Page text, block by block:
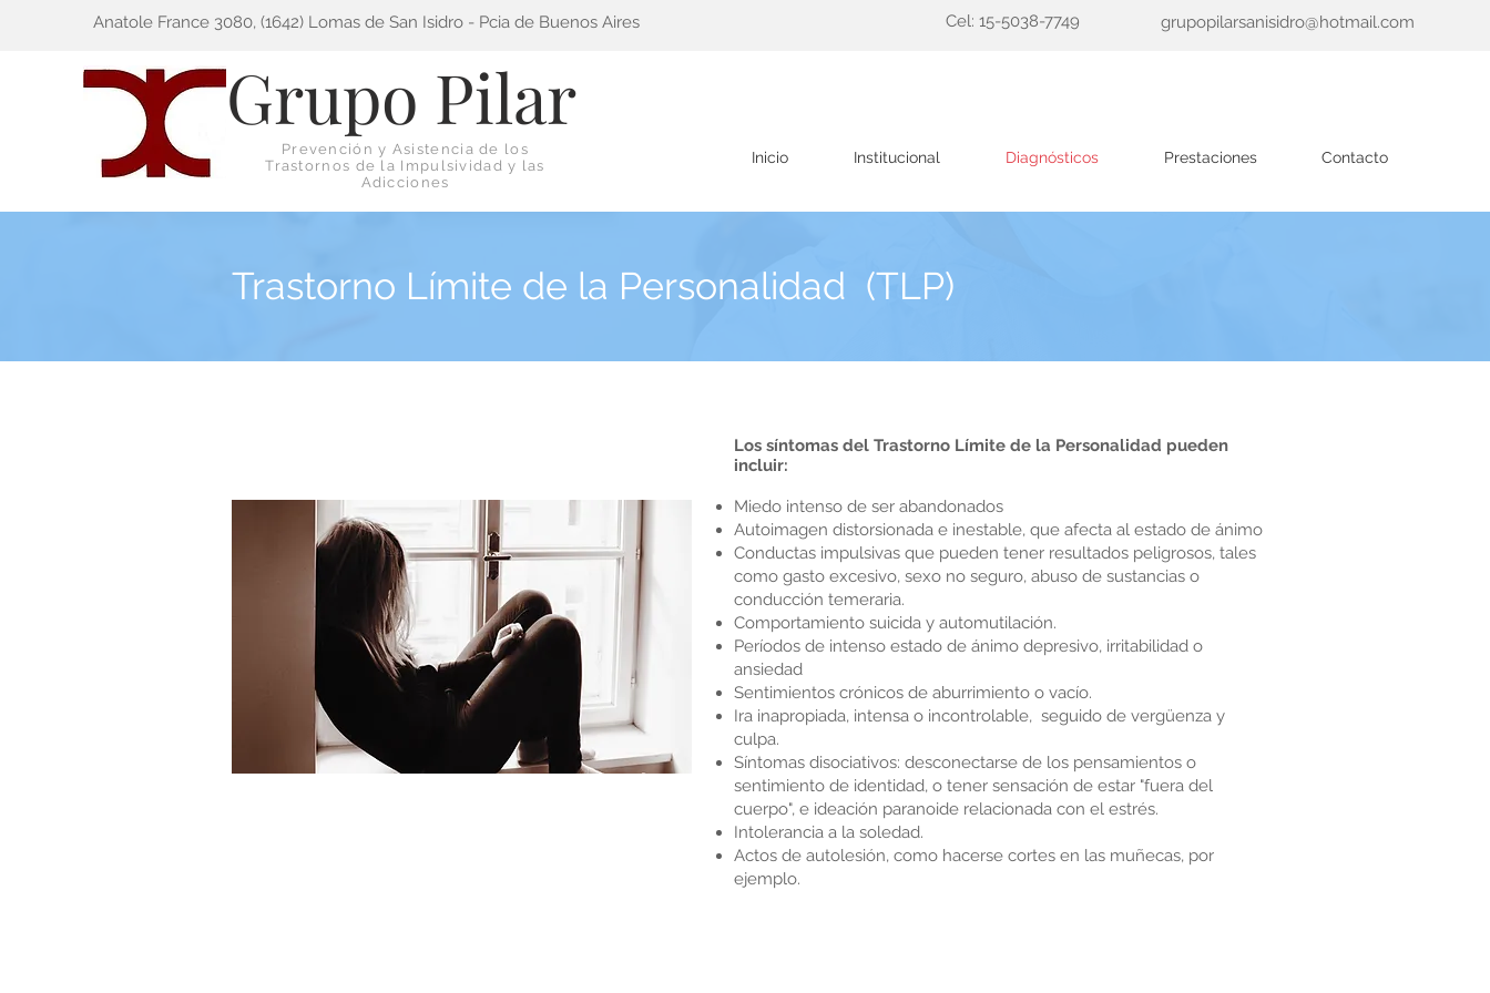
Anatole France 3080, (1642) Lomas de San Isidro - Pcia de Buenos Aires Cel: 15-5038-7749 grupopilarsanisidro@hotmail.com
Grupo Pilar
Prevención y Asistencia de los
Trastornos de la Impulsividad y las
Adicciones
Inicio Institucional Diagnósticos Prestaciones Contacto
Trastorno Límite de la Personalidad (TLP)
Los síntomas del Trastorno Límite de la Personalidad pueden
incluir:
Miedo intenso de ser abandonados
Autoimagen distorsionada e inestable, que afecta al estado de ánimo
Conductas impulsivas que pueden tener resultados peligrosos, tales
como gasto excesivo, sexo no seguro, abuso de sustancias o
conducción temeraria.
Comportamiento suicida y automutilación.
Períodos de intenso estado de ánimo depresivo, irritabilidad o
ansiedad
Sentimientos crónicos de aburrimiento o vacío.
Ira inapropiada, intensa o incontrolable, seguido de vergüenza y
culpa.
Síntomas disociativos: desconectarse de los pensamientos o
sentimiento de identidad, o tener sensación de estar "fuera del
cuerpo", e ideación paranoide relacionada con el estrés.
Intolerancia a la soledad.
Actos de autolesión, como hacerse cortes en las muñecas, por
ejemplo.